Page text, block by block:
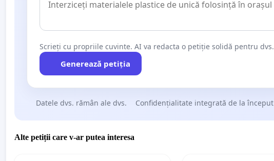
Scrieți cu propriile cuvinte. AI va redacta o petiție solidă pentru dvs.
Generează petiția
Datele dvs. rămân ale dvs. Confidențialitate integrată de la început
Alte petiții care v-ar putea interesa